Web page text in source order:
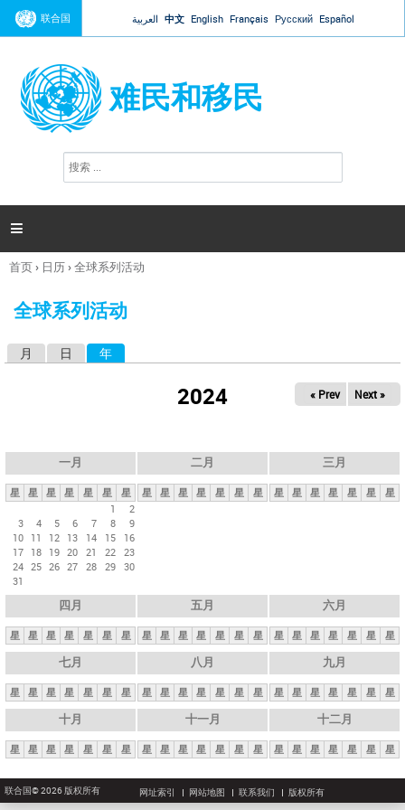
Jump to navigation
联合国 العربية 中文 English Français Русский Español
难民和移民
搜
索

你
这
首页› 日历›全球系列活动
全球系列活动
月 日 年
2024 « Prev Next »
一月
星 星 星 星 星 星
星
1
2
3
4 5 6 7 8
9
10 11 12 13 14 15
16
17 18 19 20 21 22 23
24 25 26 27 28 29 30
31
二月
星 星 星 星 星 星 星
三月
星 星 星 星 星 星 星
四月
星 星 星 星 星 星 星
五月
星 星 星 星 星 星 星
六月
星 星 星 星 星 星 星
七月
星 星 星 星 星 星 星
八月
星 星 星 星 星 星 星
九月
星 星 星 星 星 星 星
十月
星 星 星 星 星 星 星
十一月
星 星 星 星 星 星 星
十二月
星 星 星 星 星 星 星
联合国© 2026 版权所有 网址索引 网站地图 联系我们 版权所有